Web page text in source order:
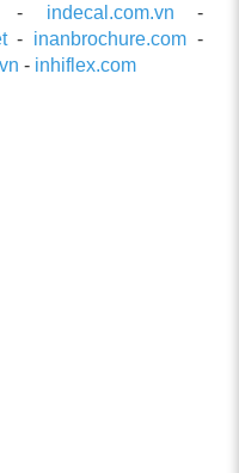
- indecal.com.vn -
- inanbrochure.com -
- inhiflex.com